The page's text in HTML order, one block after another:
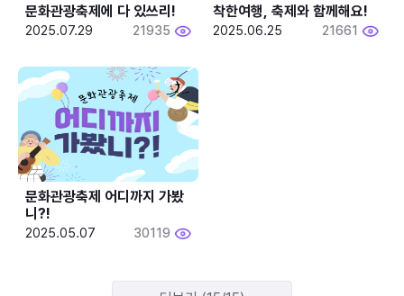
문화관광축제에 다 있쓰리!
2025.07.29 21935
착한여행, 축제와 함께해요!
2025.06.25 21661
문화관광축제 어디까지 가봤
니?!
2025.05.07 30119